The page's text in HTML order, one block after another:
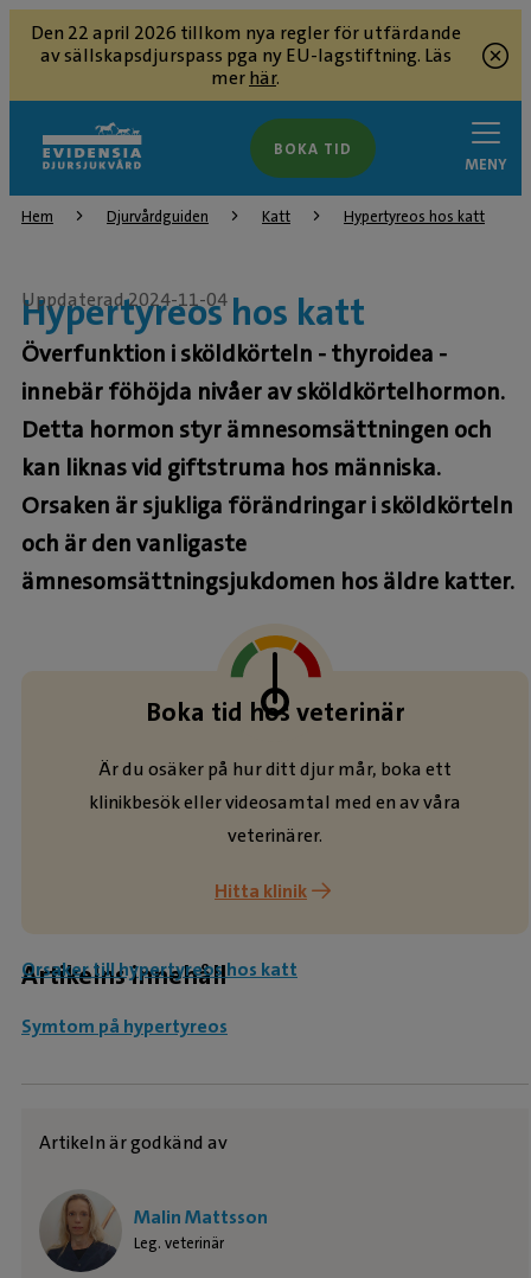
Den 22 april 2026 tillkom nya regler för utfärdande
av sällskapsdjurspass pga ny EU-lagstiftning. Läs
merhär.
BOKA TID
MENY
Hem Djurvårdguiden Katt Hypertyreos hos katt
Hypertyreos hos katt
Uppdaterad 2024-11-04
Överfunktion i sköldkörteln - thyroidea -
innebär föhöjda nivåer av sköldkörtelhormon.
Detta hormon styr ämnesomsättningen och
kan liknas vid giftstruma hos människa.
Orsaken är sjukliga förändringar i sköldkörteln
och är den vanligaste
ämnesomsättningsjukdomen hos äldre katter.
Boka tid hos veterinär
Är du osäker på hur ditt djur mår, boka ett
klinikbesök eller videosamtal med en av våra
veterinärer.
Hitta klinik
Artikelns innehåll
Orsaker till hypertyreos hos katt
Symtom på hypertyreos
Artikeln är godkänd av
Malin Mattsson
Leg. veterinär